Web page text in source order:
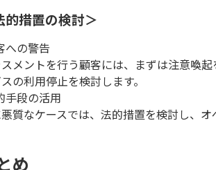
的措置の検討＞
への警告
メントを行う顧客には、まずは注意喚
の利用停止を検討します。
手段の活用
質なケースでは、法的措置を検討し、
め